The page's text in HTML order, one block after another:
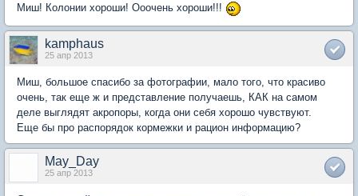
Миш! Колонии хороши! Ооочень хороши!!!
kamphaus
25 апр 2013
Миш, большое спасибо за фотографии, мало того, что красиво
очень, так еще ж и представление получаешь, КАК на самом
деле выглядят акропоры, когда они себя хорошо чувствуют.
Еще бы про распорядок кормежки и рацион информацию?
May_Day
25 апр 2013